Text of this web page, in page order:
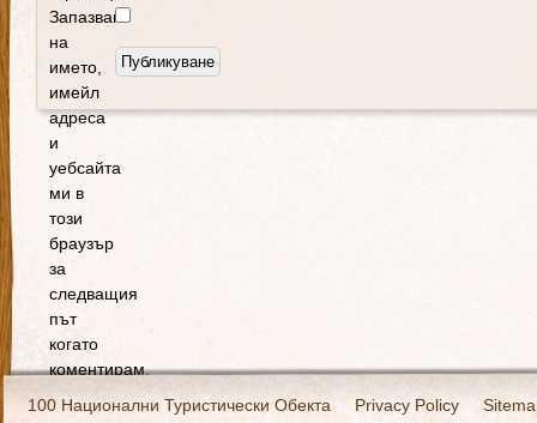
Запазване
на
името,
имейл
адреса
и
уебсайта
ми в
този
браузър
за
следващия
път
когато
коментирам.
100 Национални Туристически Обекта
Privacy Policy